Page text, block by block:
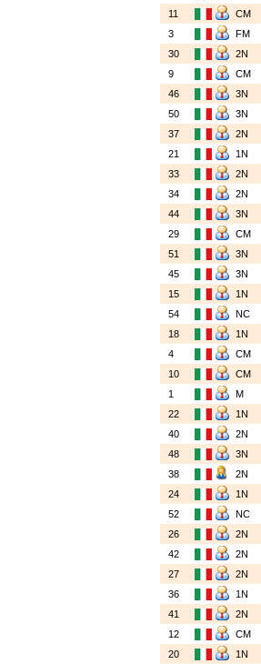
11
CM
3
FM
30
2N
9
CM
46
3N
50
3N
37
2N
21
1N
33
2N
34
2N
44
3N
29
CM
51
3N
45
3N
15
1N
54
NC
18
1N
4
CM
10
CM
1
M
22
1N
40
2N
48
3N
38
2N
24
1N
52
NC
26
2N
42
2N
27
2N
36
1N
41
2N
12
CM
20
1N